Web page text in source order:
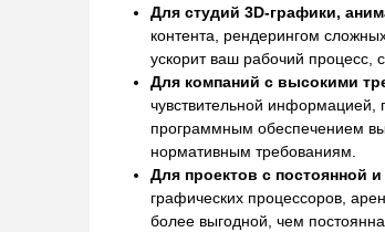
Для студий 3D-графики,
контента, рендерингом
ускорит ваш рабочий процесс,
Для компаний с высокими
чувствительной
программным обеспечением
нормативным требованиям.
Для проектов с постоянной
графических процессоров,
более выгодной, чем